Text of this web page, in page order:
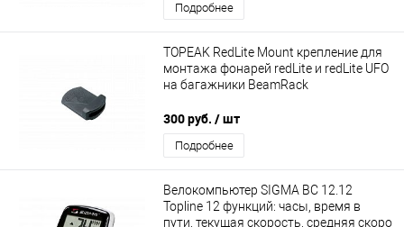
Подробнее
TOPEAK RedLite Mount крепление для
монтажа фонарей redLite и redLite UFO
на багажники BeamRack
300 руб. / шт
Подробнее
Велокомпьютер SIGMA BC 12.12
Topline 12 функций: часы, время в
пути, текущая скорость, средняя скоро